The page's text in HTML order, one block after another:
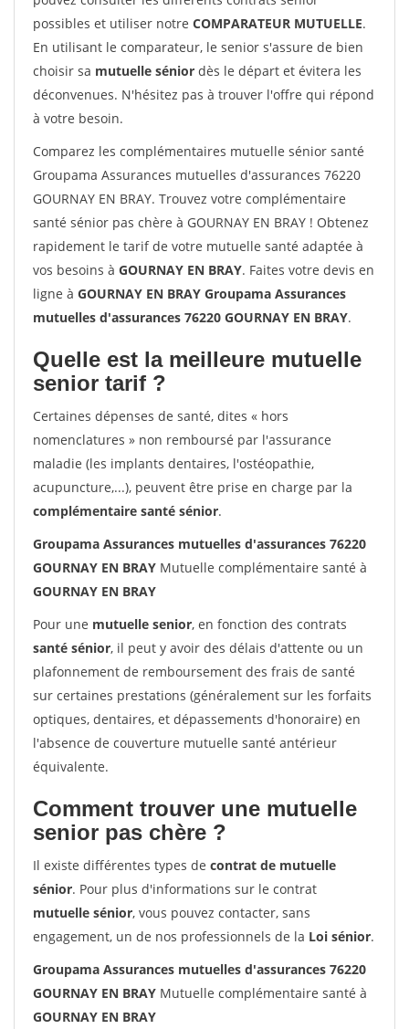
possibles et utiliser notre COMPARATEUR MUTUELLE.
En utilisant le comparateur, le senior s'assure de bien
choisir sa mutuelle sénior dès le départ et évitera les
déconvenues. N'hésitez pas à trouver l'offre qui répond
à votre besoin.
Comparez les complémentaires mutuelle sénior santé
Groupama Assurances mutuelles d'assurances 76220
GOURNAY EN BRAY. Trouvez votre complémentaire
santé sénior pas chère à GOURNAY EN BRAY ! Obtenez
rapidement le tarif de votre mutuelle santé adaptée à
vos besoins à GOURNAY EN BRAY. Faites votre devis en
ligne à GOURNAY EN BRAY Groupama Assurances
mutuelles d'assurances 76220 GOURNAY EN BRAY.
Quelle est la meilleure mutuelle
senior tarif ?
Certaines dépenses de santé, dites « hors
nomenclatures » non remboursé par l'assurance
maladie (les implants dentaires, l'ostéopathie,
acupuncture,...), peuvent être prise en charge par la
complémentaire santé sénior.
Groupama Assurances mutuelles d'assurances 76220
GOURNAY EN BRAY Mutuelle complémentaire santé à
GOURNAY EN BRAY
Pour une mutuelle senior, en fonction des contrats
santé sénior, il peut y avoir des délais d'attente ou un
plafonnement de remboursement des frais de santé
sur certaines prestations (généralement sur les forfaits
optiques, dentaires, et dépassements d'honoraire) en
l'absence de couverture mutuelle santé antérieur
équivalente.
Comment trouver une mutuelle
senior pas chère ?
Il existe différentes types de contrat de mutuelle
sénior. Pour plus d'informations sur le contrat
mutuelle sénior, vous pouvez contacter, sans
engagement, un de nos professionnels de la Loi sénior.
Groupama Assurances mutuelles d'assurances 76220
GOURNAY EN BRAY Mutuelle complémentaire santé à
GOURNAY EN BRAY